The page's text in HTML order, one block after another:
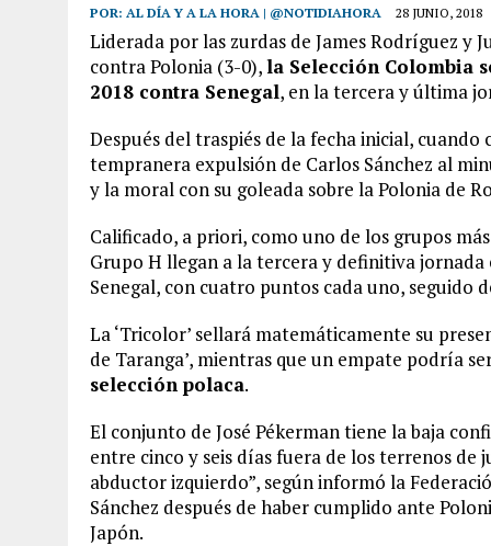
POR: AL DÍA Y A LA HORA | @NOTIDIAHORA 28 JUNIO, 2018
Liderada por las zurdas de James Rodríguez y
contra Polonia (3-0),la Selección Colombia
2018 contra Senegal, en la tercera y última
Después del traspiés de la fecha inicial,
tempranera expulsión de Carlos Sánchez al
y la moral con su goleada sobre la Polonia de
Calificado, a priori, como uno de los grupos
Grupo H llegan a la tercera y definitiva
Senegal, con cuatro puntos cada uno, seguido
La ‘Tricolor’ sellará matemáticamente su
de Taranga’, mientras que un empate podría
selección polaca.
El conjunto de José Pékerman tiene la baja
entre cinco y seis días fuera de los terrenos de
abductor izquierdo”, según informó la
Sánchez después de haber cumplido ante
Japón.